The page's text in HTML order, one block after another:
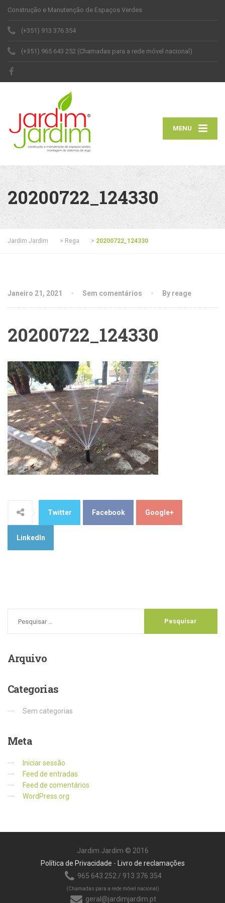
Construção e Manutenção de Espaços Verdes
(+351) 913 376 354
(+351) 965 643 252 (Chamadas para a rede móvel nacional)
MENU
20200722_124330
Jardim Jardim > Rega > 20200722_124330
Janeiro 21, 2021 Sem comentários By reage
20200722_124330
Twitter Facebook Google+
LinkedIn
Arquivo
Categorias
Sem categorias
Meta
Iniciar sessão
Feed de entradas
Feed de comentários
WordPress.org
Jardim Jardim © 2016
Política de Privacidade -
Livro de reclamações
965 643 252 / 913 376 354
(Chamadas para a rede móvel nacional)
geral@jardimjardim.pt